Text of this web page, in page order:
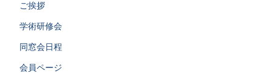
ご挨拶
学術研修会
同窓会日程
会員ページ